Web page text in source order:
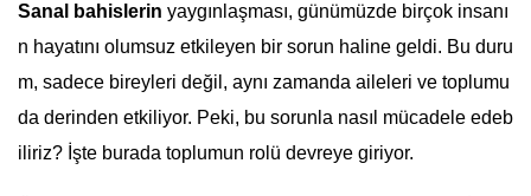
Sanal bahislerin yaygınlaşması, günümüzde birçok insanı
n hayatını olumsuz etkileyen bir sorun haline geldi. Bu duru
m, sadece bireyleri değil, aynı zamanda aileleri ve toplumu
da derinden etkiliyor. Peki, bu sorunla nasıl mücadele edeb
iliriz? İşte burada toplumun rolü devreye giriyor.